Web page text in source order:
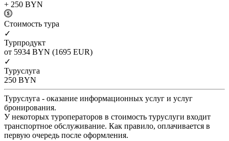
+ 250 BYN
Cтоимость тура
✓
Турпродукт
от 5934 BYN (1695 EUR)
✓
Туруслуга
250 BYN
Туруслуга - оказание информационных услуг и услуг
бронирования.
У некоторых туроператоров в стоимость туруслуги входит
транспортное обслуживание. Как правило, оплачивается в
первую очередь после оформления.